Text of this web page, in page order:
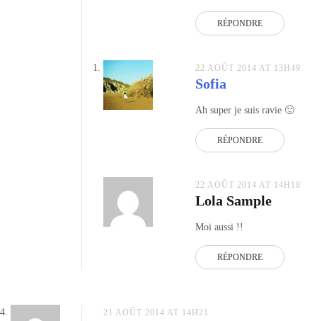
RÉPONDRE
22 AOÛT 2014 AT 13H49
Sofia
Ah super je suis ravie 🙂
RÉPONDRE
22 AOÛT 2014 AT 14H18
Lola Sample
Moi aussi !!
RÉPONDRE
21 AOÛT 2014 AT 14H21